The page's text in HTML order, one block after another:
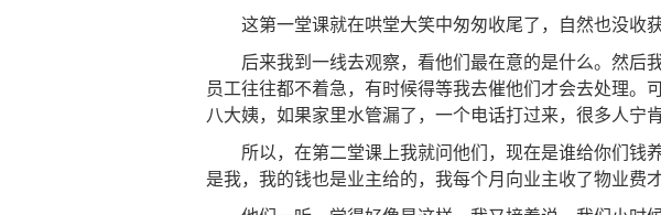
这第一堂课就在哄堂大笑中匆匆收尾了，自然也没收获
后来我到一线去观察，看他们最在意的是什么。然后我
员工往往都不着急，有时候得等我去催他们才会去处理。
八大姨，如果家里水管漏了，一个电话打过来，很多人宁
所以，在第二堂课上我就问他们，现在是谁给你们钱
是我，我的钱也是业主给的，我每个月向业主收了物业费